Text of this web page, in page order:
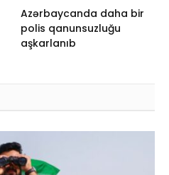
Azərbaycanda daha bir
polis qanunsuzluğu
aşkarlanıb